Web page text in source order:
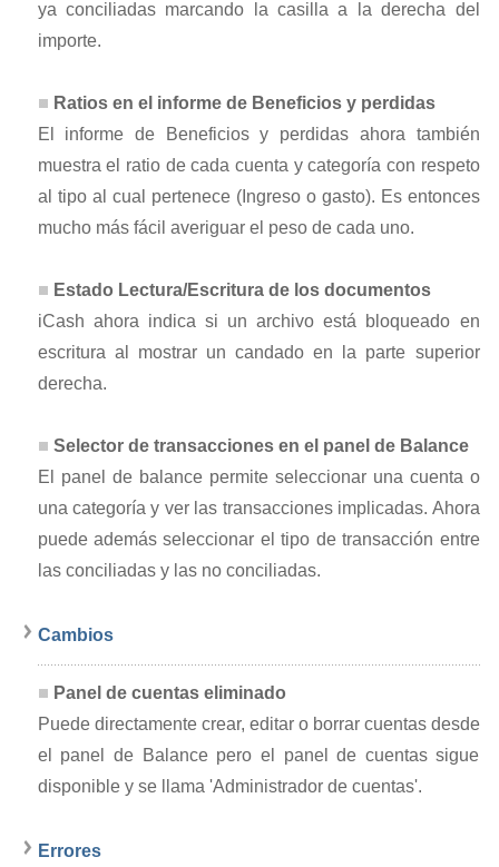
ya conciliadas marcando la casilla a la derecha del
importe.
Ratios en el informe de Beneficios y perdidas
El informe de Beneficios y perdidas ahora también
muestra el ratio de cada cuenta y categoría con respeto
al tipo al cual pertenece (Ingreso o gasto). Es entonces
mucho más fácil averiguar el peso de cada uno.
Estado Lectura/Escritura de los documentos
iCash ahora indica si un archivo está bloqueado en
escritura al mostrar un candado en la parte superior
derecha.
Selector de transacciones en el panel de Balance
El panel de balance permite seleccionar una cuenta o
una categoría y ver las transacciones implicadas. Ahora
puede además seleccionar el tipo de transacción entre
las conciliadas y las no conciliadas.
Cambios
Panel de cuentas eliminado
Puede directamente crear, editar o borrar cuentas desde
el panel de Balance pero el panel de cuentas sigue
disponible y se llama 'Administrador de cuentas'.
Errores